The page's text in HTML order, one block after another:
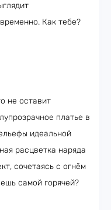
Как тебе?
не оставит
платье в
идеальной
расцветка наряда
сочетаясь с огнём
самой горячей?